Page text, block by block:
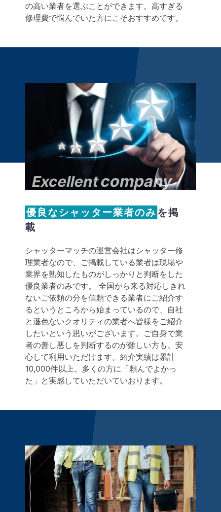
の高い業者を選ぶことができます。高すぎる
修理費で悩んでいた方にこそおすすめです。
優良なシャッター業者のみ を掲
載
シャッターマッチの運営会社はシャッター修
理業者なので、ご掲載している業者は現場や
業界を熟知したものがしっかりと判断をした
優良業者のみです。 全国から来る対応しきれ
ないご依頼の分を信頼できる業者にご紹介す
るというところから始まっているので、自社
と遜色ないクオリティの業者へ皆様をご紹介
したいという思いがございます。ご自身で業
者の善し悪しを判断するのが難しい方も、安
心して利用いただけます。紹介実績は累計
10,000件以上。多くの方に「頼んでよかっ
た」と実感していただいていおります。
Excellentcompany